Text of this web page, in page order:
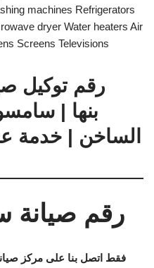
machines Refrigerators
dryer Water heaters Air
Screens Televisions
رقم توكيل
بنها |
الساخن | خدمة
رقم صيانة
فقط اتصل بنا على مركز